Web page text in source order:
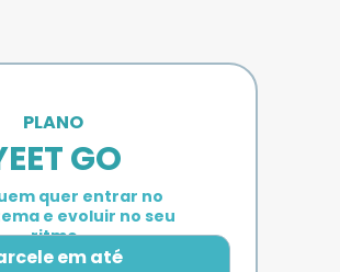
PLANO
GO
quer entrar no
e evoluir no seu
ritmo
em até